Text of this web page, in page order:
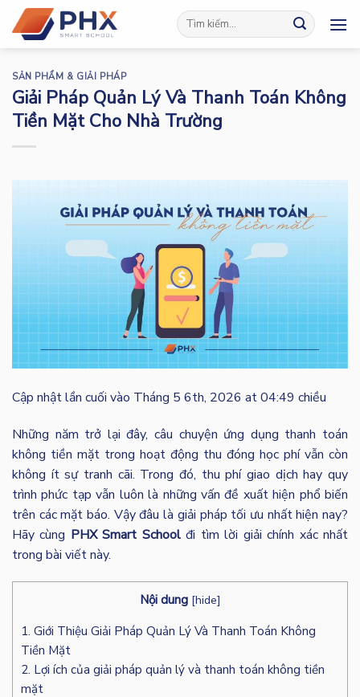
Skip
content
SẢN PHẨM & GIẢI PHÁP
Giải Pháp Quản Lý Và Thanh Toán Không
Tiền Mặt Cho Nhà Trường
Cập nhật lần cuối vào Tháng 5 6th, 2026 at 04:49 chiều
Những năm trở lại đây, câu chuyện ứng dụng thanh toán
không tiền mặt trong hoạt động thu đóng học phí vẫn còn
không ít sự tranh cãi. Trong đó, thu phí giao dịch hay quy
trình phức tạp vẫn luôn là những vấn đề xuất hiện phổ biến
trên các mặt báo. Vậy đâu là giải pháp tối ưu nhất hiện nay?
Hãy cùng PHX Smart Schoolđi tìm lời giải chính xác nhất
trong bài viết này.
Nội dung [hide]
1. Giới Thiệu Giải Pháp Quản Lý Và Thanh Toán Không
Tiền Mặt
2. Lợi ích của giải pháp quản lý và thanh toán không tiền
mặt